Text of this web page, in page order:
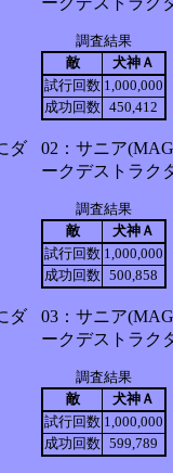
ダ
ダ
調査結果
敵
犬神Ａ
試行回数 1,000,000
成功回数 450,412
02：サニア
ークデストラク
調査結果
敵
犬神Ａ
試行回数 1,000,000
成功回数 500,858
03：サニア
ークデストラク
調査結果
敵
犬神Ａ
試行回数 1,000,000
成功回数 599,789